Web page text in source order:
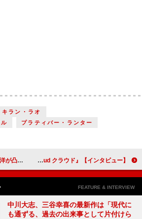
キラン・ラオ
プラティバー・ランター
心強い」【インタビュー】 岡山天音「日本を代表する監督の現場に立てたことが大きな収穫」巨匠・黒沢清監督作品に初出演『Cloud クラウド』【インタビュー】
FEATURE & INTERVIEW
中川大志、三谷幸喜の最新作は「現代に
も通ずる、過去の出来事として片付けら